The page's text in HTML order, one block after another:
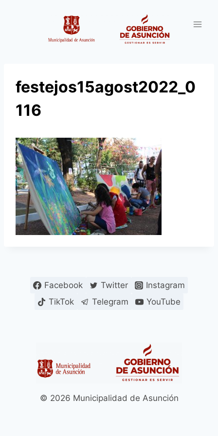
festejos15agost2022_0
116
Facebook Twitter
Instagram
TikTok
Telegram YouTube
© 2026 Municipalidad de Asunción